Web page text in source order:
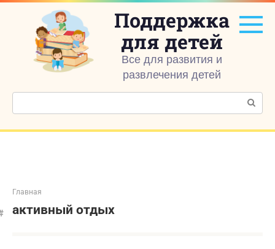
Перейти
контенту
Поддержка
для детей
Все для развития и
развлечения детей
Поиск:
Главная
активный отдых